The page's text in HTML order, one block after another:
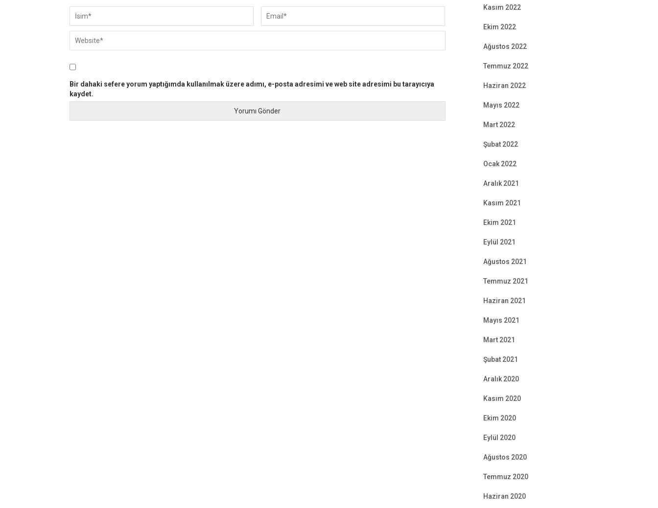
Bir dahaki sefere yorum yaptığımda kullanılmak üzere adımı, e-posta adresimi ve web site adresimi bu tarayıcıya
kaydet.
Kasım 2022
Ekim 2022
Ağustos 2022
Temmuz 2022
Haziran 2022
Mayıs 2022
Mart 2022
Şubat 2022
Ocak 2022
Aralık 2021
Kasım 2021
Ekim 2021
Eylül 2021
Ağustos 2021
Temmuz 2021
Haziran 2021
Mayıs 2021
Mart 2021
Şubat 2021
Aralık 2020
Kasım 2020
Ekim 2020
Eylül 2020
Ağustos 2020
Temmuz 2020
Haziran 2020